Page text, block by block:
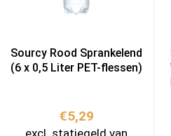
Sourcy Rood Sprankelend
(6 x 0,5 Liter PET-flessen)
€5,29